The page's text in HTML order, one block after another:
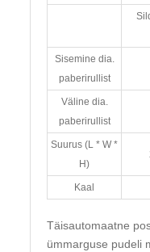
Sisemine dia.
paberirullist
Väline dia.
paberirullist
Suurus (L * W *
H)
Kaal
Täisautomaatne
ümmarguse pudeli